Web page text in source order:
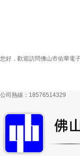
您好，歡迎訪問佛山市佑華
公司熱線： 18576514329